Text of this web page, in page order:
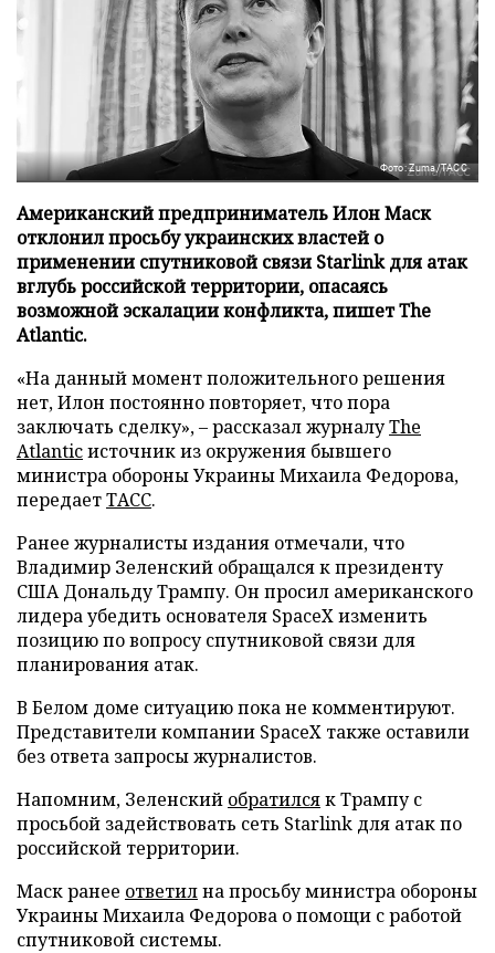
Фото: Zuma/ТАСС
Американский предприниматель Илон Маск
отклонил просьбу украинских властей о
применении спутниковой связи Starlink для атак
вглубь российской территории, опасаясь
возможной эскалации конфликта, пишет The
Atlantic.
«На данный момент положительного решения
нет, Илон постоянно повторяет, что пора
заключать сделку», – рассказал журналуThe
Atlanticисточник из окружения бывшего
министра обороны Украины Михаила Федорова,
передаетТАСС.
Ранее журналисты издания отмечали, что
Владимир Зеленский обращался к президенту
США Дональду Трампу. Он просил американского
лидера убедить основателя SpaceX изменить
позицию по вопросу спутниковой связи для
планирования атак.
В Белом доме ситуацию пока не комментируют.
Представители компании SpaceX также оставили
без ответа запросы журналистов.
Напомним, Зеленский обратилсяк Трампу с
просьбой задействовать сеть Starlink для атак по
российской территории.
Маск ранее ответилна просьбу министра обороны
Украины Михаила Федорова о помощи с работой
спутниковой системы.